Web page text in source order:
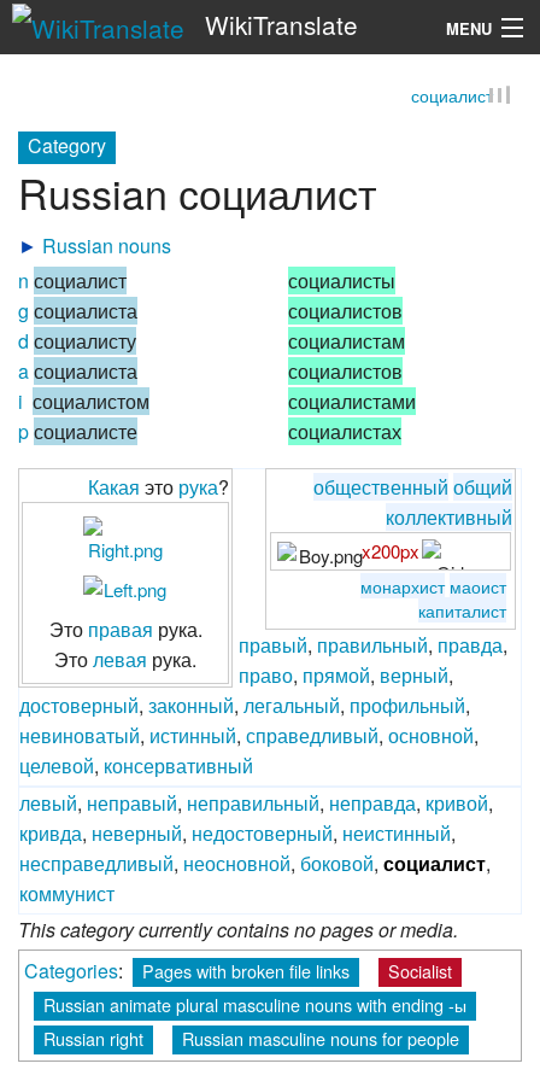
WikiTranslate MENU
социалист
Category
Russian социалист
► Russian nouns
n социалист
g социалиста
d социалисту
aсоциалиста
i социалистом
pсоциалисте
социалисты
социалистов
социалистам
социалистов
социалистами
социалистах
общественный общий
коллективный
x200px
монархист маоист
капиталист
Какая это рука?
Это правая рука.
Этолевая рука.
правый, правильный, правда,
право, прямой‎, верный,
достоверный, законный, легальный, профильный,
невиноватый, истинный, справедливый, основной,
целевой, консервативный
левый, неправый‎, неправильный, неправда, кривой,
кривда, неверный, недостоверный, неистинный,
несправедливый, неосновной, боковой, социалист,
коммунист
This category currently contains no pages or media.
Categories: Pages with broken file links
Socialist
Russian animate plural masculine nouns with ending -ы
Russian right
Russian masculine nouns for people